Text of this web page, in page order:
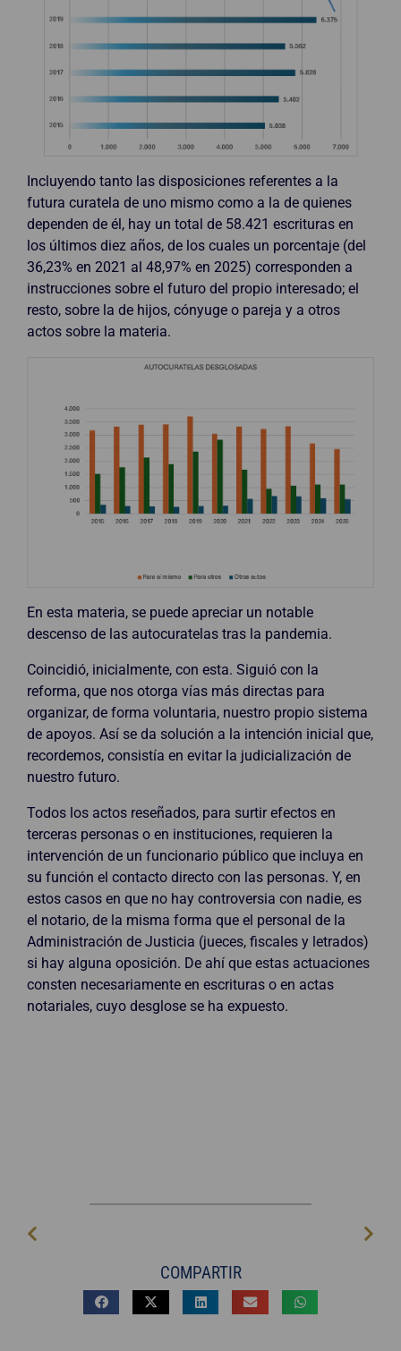
Incluyendo tanto las disposiciones referentes a la
futura curatela de uno mismo como a la de quienes
dependen de él, hay un total de 58.421 escrituras en
los últimos diez años, de los cuales un porcentaje (del
36,23% en 2021 al 48,97% en 2025) corresponden a
instrucciones sobre el futuro del propio interesado; el
resto, sobre la de hijos, cónyuge o pareja y a otros
actos sobre la materia.
En esta materia, se puede apreciar un notable
descenso de las autocuratelas tras la pandemia.
Coincidió, inicialmente, con esta. Siguió con la
reforma, que nos otorga vías más directas para
organizar, de forma voluntaria, nuestro propio sistema
de apoyos. Así se da solución a la intención inicial que,
recordemos, consistía en evitar la judicialización de
nuestro futuro.
Todos los actos reseñados, para surtir efectos en
terceras personas o en instituciones, requieren la
intervención de un funcionario público que incluya en
su función el contacto directo con las personas. Y, en
estos casos en que no hay controversia con nadie, es
el notario, de la misma forma que el personal de la
Administración de Justicia (jueces, fiscales y letrados)
si hay alguna oposición. De ahí que estas actuaciones
consten necesariamente en escrituras o en actas
notariales, cuyo desglose se ha expuesto.
COMPARTIR